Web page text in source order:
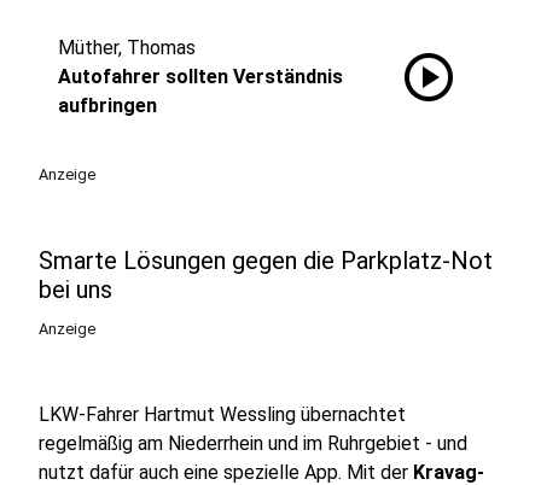
Müther, Thomas
Autofahrer sollten Verständnis
aufbringen
play_circle
Anzeige
Smarte Lösungen gegen die Parkplatz-Not
bei uns
Anzeige
LKW-Fahrer Hartmut Wessling übernachtet
regelmäßig am Niederrhein und im Ruhrgebiet - und
nutzt dafür auch eine spezielle App. Mit der Kravag-